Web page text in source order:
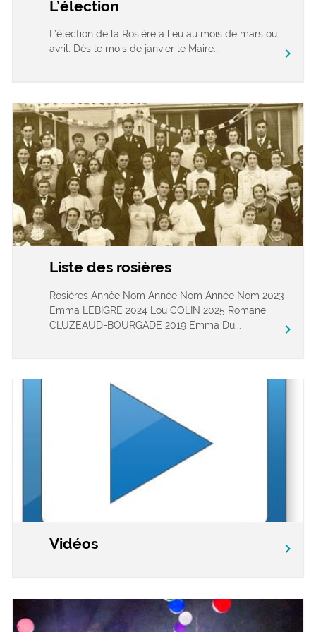
L’élection
L’élection de la Rosière a lieu au mois de mars ou
avril. Dès le mois de janvier le Maire...
chevron_right
Liste des rosières
Rosières Année Nom Année Nom Année Nom 2023
Emma LEBIGRE 2024 Lou COLIN 2025 Romane
CLUZEAUD-BOURGADE 2019 Emma Du...
chevron_right
Vidéos chevron_right